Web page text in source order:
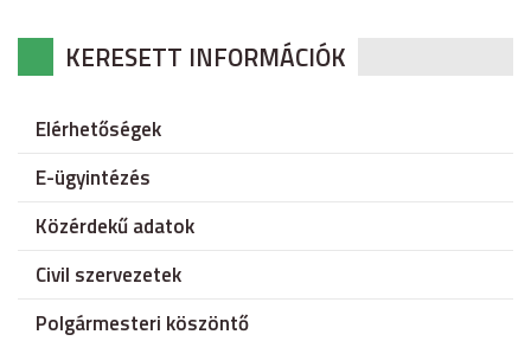
KERESETT INFORMÁCIÓK
Elérhetőségek
E-ügyintézés
Közérdekű adatok
Civil szervezetek
Polgármesteri köszöntő